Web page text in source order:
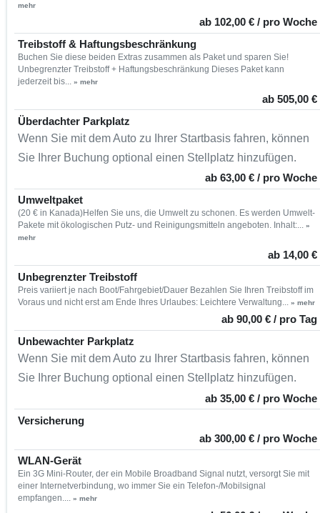
mehr
ab 102,00 € / pro Woche
Treibstoff & Haftungsbeschränkung
Buchen Sie diese beiden Extras zusammen als Paket und sparen Sie!
Unbegrenzter Treibstoff + Haftungsbeschränkung Dieses Paket kann
jederzeit bis... » mehr
ab 505,00 €
Überdachter Parkplatz
Wenn Sie mit dem Auto zu Ihrer Startbasis fahren, können
Sie Ihrer Buchung optional einen Stellplatz hinzufügen.
ab 63,00 € / pro Woche
Umweltpaket
(20 € in Kanada)Helfen Sie uns, die Umwelt zu schonen. Es werden Umwelt-
Pakete mit ökologischen Putz- und Reinigungsmitteln angeboten. Inhalt:... »
mehr
ab 14,00 €
Unbegrenzter Treibstoff
Preis variiert je nach Boot/Fahrgebiet/Dauer Bezahlen Sie Ihren Treibstoff im
Voraus und nicht erst am Ende Ihres Urlaubes: Leichtere Verwaltung... » mehr
ab 90,00 € / pro Tag
Unbewachter Parkplatz
Wenn Sie mit dem Auto zu Ihrer Startbasis fahren, können
Sie Ihrer Buchung optional einen Stellplatz hinzufügen.
ab 35,00 € / pro Woche
Versicherung
ab 300,00 € / pro Woche
WLAN-Gerät
Ein 3G Mini-Router, der ein Mobile Broadband Signal nutzt, versorgt Sie mit
einer Internetverbindung, wo immer Sie ein Telefon-/Mobilsignal
empfangen.... » mehr